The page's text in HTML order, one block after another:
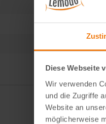
Diese Webseite
Wir verwenden
und die Zugriffe
Website an
möglicherweise
Stahl
Leipzig II 64